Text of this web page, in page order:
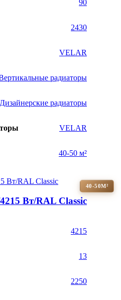
90
2430
VELAR
радиаторы
Дизайнерские радиаторы
VELAR
40-50 м²
40-50М²
Вт/RAL Classic
4215
13
2250